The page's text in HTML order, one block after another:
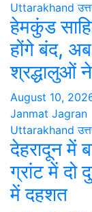
Uttarakhand
हेमकुंड
होंगे बंद,
श्रद्धालुओं
August 10,
Janmat Jagran
Uttarakhand
देहरादून में
ग्रांट में दो
में दहशत